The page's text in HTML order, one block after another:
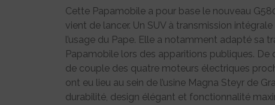
Cette Papamobile a pour base le nouveau
vient de lancer. Un SUV à transmission
l’usage du Pape. Elle a notamment adapté sa
Papamobile lors des apparitions publiques.
de couple des quatre moteurs électriques
ont eu lieu au sein de l’usine Magna Steyr de
durabilité, design élégant et fonctionnalité